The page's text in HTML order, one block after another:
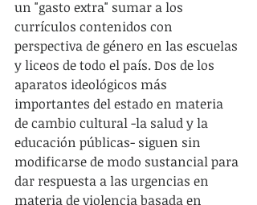
un "gasto extra" sumar a los
currículos contenidos con
perspectiva de género en las escuelas
y liceos de todo el país. Dos de los
aparatos ideológicos más
importantes del estado en materia
de cambio cultural -la salud y la
educación públicas- siguen sin
modificarse de modo sustancial para
dar respuesta a las urgencias en
materia de violencia basada en